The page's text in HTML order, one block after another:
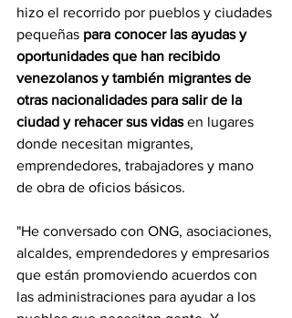
hizo el recorrido por pueblos y ciudades
pequeñas para conocer las ayudas y
oportunidades que han recibido
venezolanos y también migrantes de
otras nacionalidades para salir de la
ciudad y rehacer sus vidas en lugares
donde necesitan migrantes,
emprendedores, trabajadores y mano
de obra de oficios básicos.
"He conversado con ONG, asociaciones,
alcaldes, emprendedores y empresarios
que están promoviendo acuerdos con
las administraciones para ayudar a los